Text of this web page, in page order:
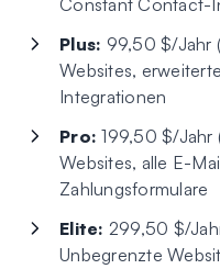
Constant Contact-
Plus: 99,50 $/Jahr
Websites,
Integrationen
Pro:199,50 $/
Websites, alle E-
Zahlungsformulare
Elite: 299,50 $/
Unbegrenzte